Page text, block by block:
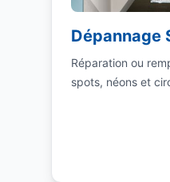
Dépannage
Réparation ou
spots, néons et